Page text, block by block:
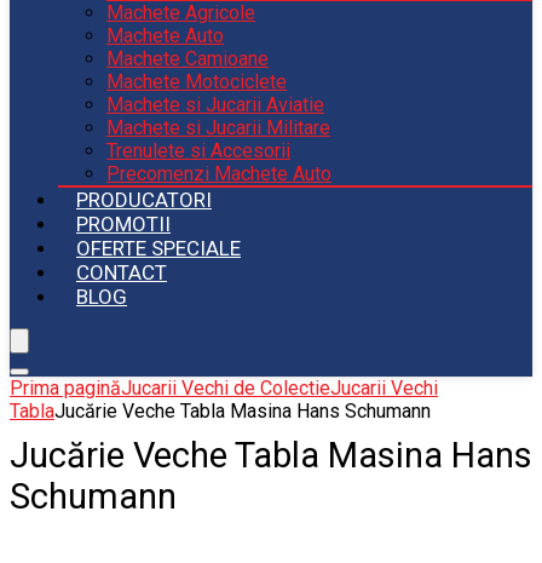
Machete Agricole
Machete Auto
Machete Camioane
Machete Motociclete
Machete si Jucarii Aviatie
Machete si Jucarii Militare
Trenulete si Accesorii
Precomenzi Machete Auto
PRODUCATORI
PROMOTII
OFERTE SPECIALE
CONTACT
BLOG
Prima paginăJucarii Vechi de ColectieJucarii Vechi
TablaJucărie Veche Tabla Masina Hans Schumann
Jucărie Veche Tabla Masina Hans
Schumann